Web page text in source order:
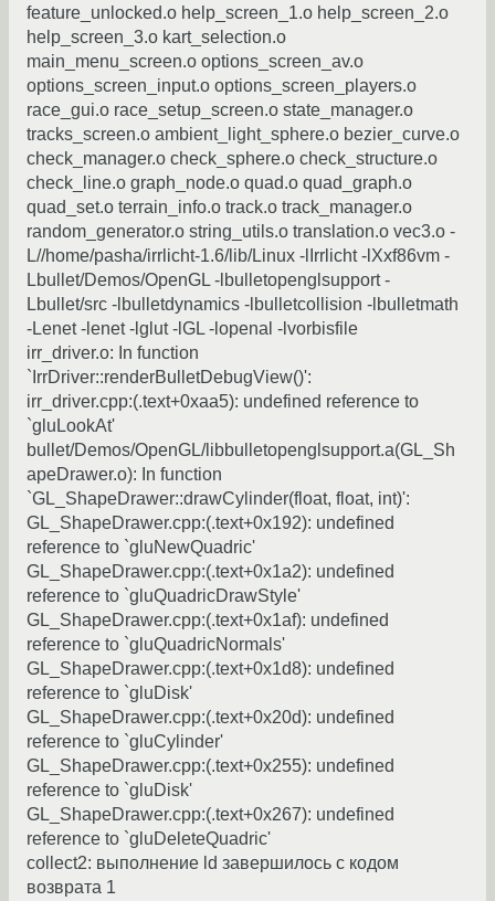
feature_unlocked.o help_screen_1.o help_screen_2.o
help_screen_3.o kart_selection.o
main_menu_screen.o options_screen_av.o
options_screen_input.o options_screen_players.o
race_gui.o race_setup_screen.o state_manager.o
tracks_screen.o ambient_light_sphere.o bezier_curve.o
check_manager.o check_sphere.o check_structure.o
check_line.o graph_node.o quad.o quad_graph.o
quad_set.o terrain_info.o track.o track_manager.o
random_generator.o string_utils.o translation.o vec3.o -
L//home/pasha/irrlicht-1.6/lib/Linux -lIrrlicht -lXxf86vm -
Lbullet/Demos/OpenGL -lbulletopenglsupport -
Lbullet/src -lbulletdynamics -lbulletcollision -lbulletmath
-Lenet -lenet -lglut -lGL -lopenal -lvorbisfile
irr_driver.o: In function
`IrrDriver::renderBulletDebugView()':
irr_driver.cpp:(.text+0xaa5): undefined reference to
`gluLookAt'
bullet/Demos/OpenGL/libbulletopenglsupport.a(GL_Sh
apeDrawer.o): In function
`GL_ShapeDrawer::drawCylinder(float, float, int)':
GL_ShapeDrawer.cpp:(.text+0x192): undefined
reference to `gluNewQuadric'
GL_ShapeDrawer.cpp:(.text+0x1a2): undefined
reference to `gluQuadricDrawStyle'
GL_ShapeDrawer.cpp:(.text+0x1af): undefined
reference to `gluQuadricNormals'
GL_ShapeDrawer.cpp:(.text+0x1d8): undefined
reference to `gluDisk'
GL_ShapeDrawer.cpp:(.text+0x20d): undefined
reference to `gluCylinder'
GL_ShapeDrawer.cpp:(.text+0x255): undefined
reference to `gluDisk'
GL_ShapeDrawer.cpp:(.text+0x267): undefined
reference to `gluDeleteQuadric'
collect2: выполнение ld завершилось с кодом
возврата 1